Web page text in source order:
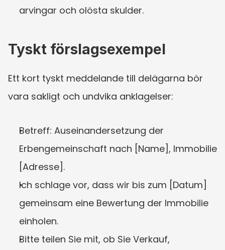
arvingar och olösta skulder.
Tyskt förslagsexempel
Ett kort tyskt meddelande till delägarna bör
vara sakligt och undvika anklagelser:
Betreff: Auseinandersetzung der
Erbengemeinschaft nach [Name], Immobilie
[Adresse].
Ich schlage vor, dass wir bis zum [Datum]
gemeinsam eine Bewertung der Immobilie
einholen.
Bitte teilen Sie mit, ob Sie Verkauf,